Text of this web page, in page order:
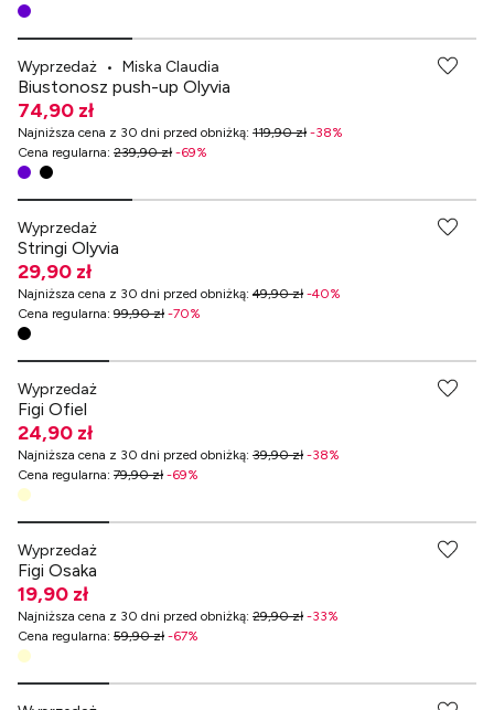
Wyprzedaż • Miska Claudia
Biustonosz push-up Olyvia
74,90 zł
Najniższa cena z 30 dni przed obniżką: 119,90 zł -38%
Cena regularna: 239,90 zł -69%
-70% przy zakupach za min. 349 zł
Wyprzedaż
Stringi Olyvia
29,90 zł
Najniższa cena z 30 dni przed obniżką: 49,90 zł -40%
Cena regularna: 99,90 zł -70%
Wyprzedaż
Figi Ofiel
24,90 zł
Najniższa cena z 30 dni przed obniżką: 39,90 zł -38%
Cena regularna: 79,90 zł -69%
Wyprzedaż
Figi Osaka
19,90 zł
Najniższa cena z 30 dni przed obniżką: 29,90 zł -33%
Cena regularna: 59,90 zł -67%